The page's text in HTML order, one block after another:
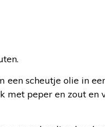
een scheutje olie in
met peper en zout en